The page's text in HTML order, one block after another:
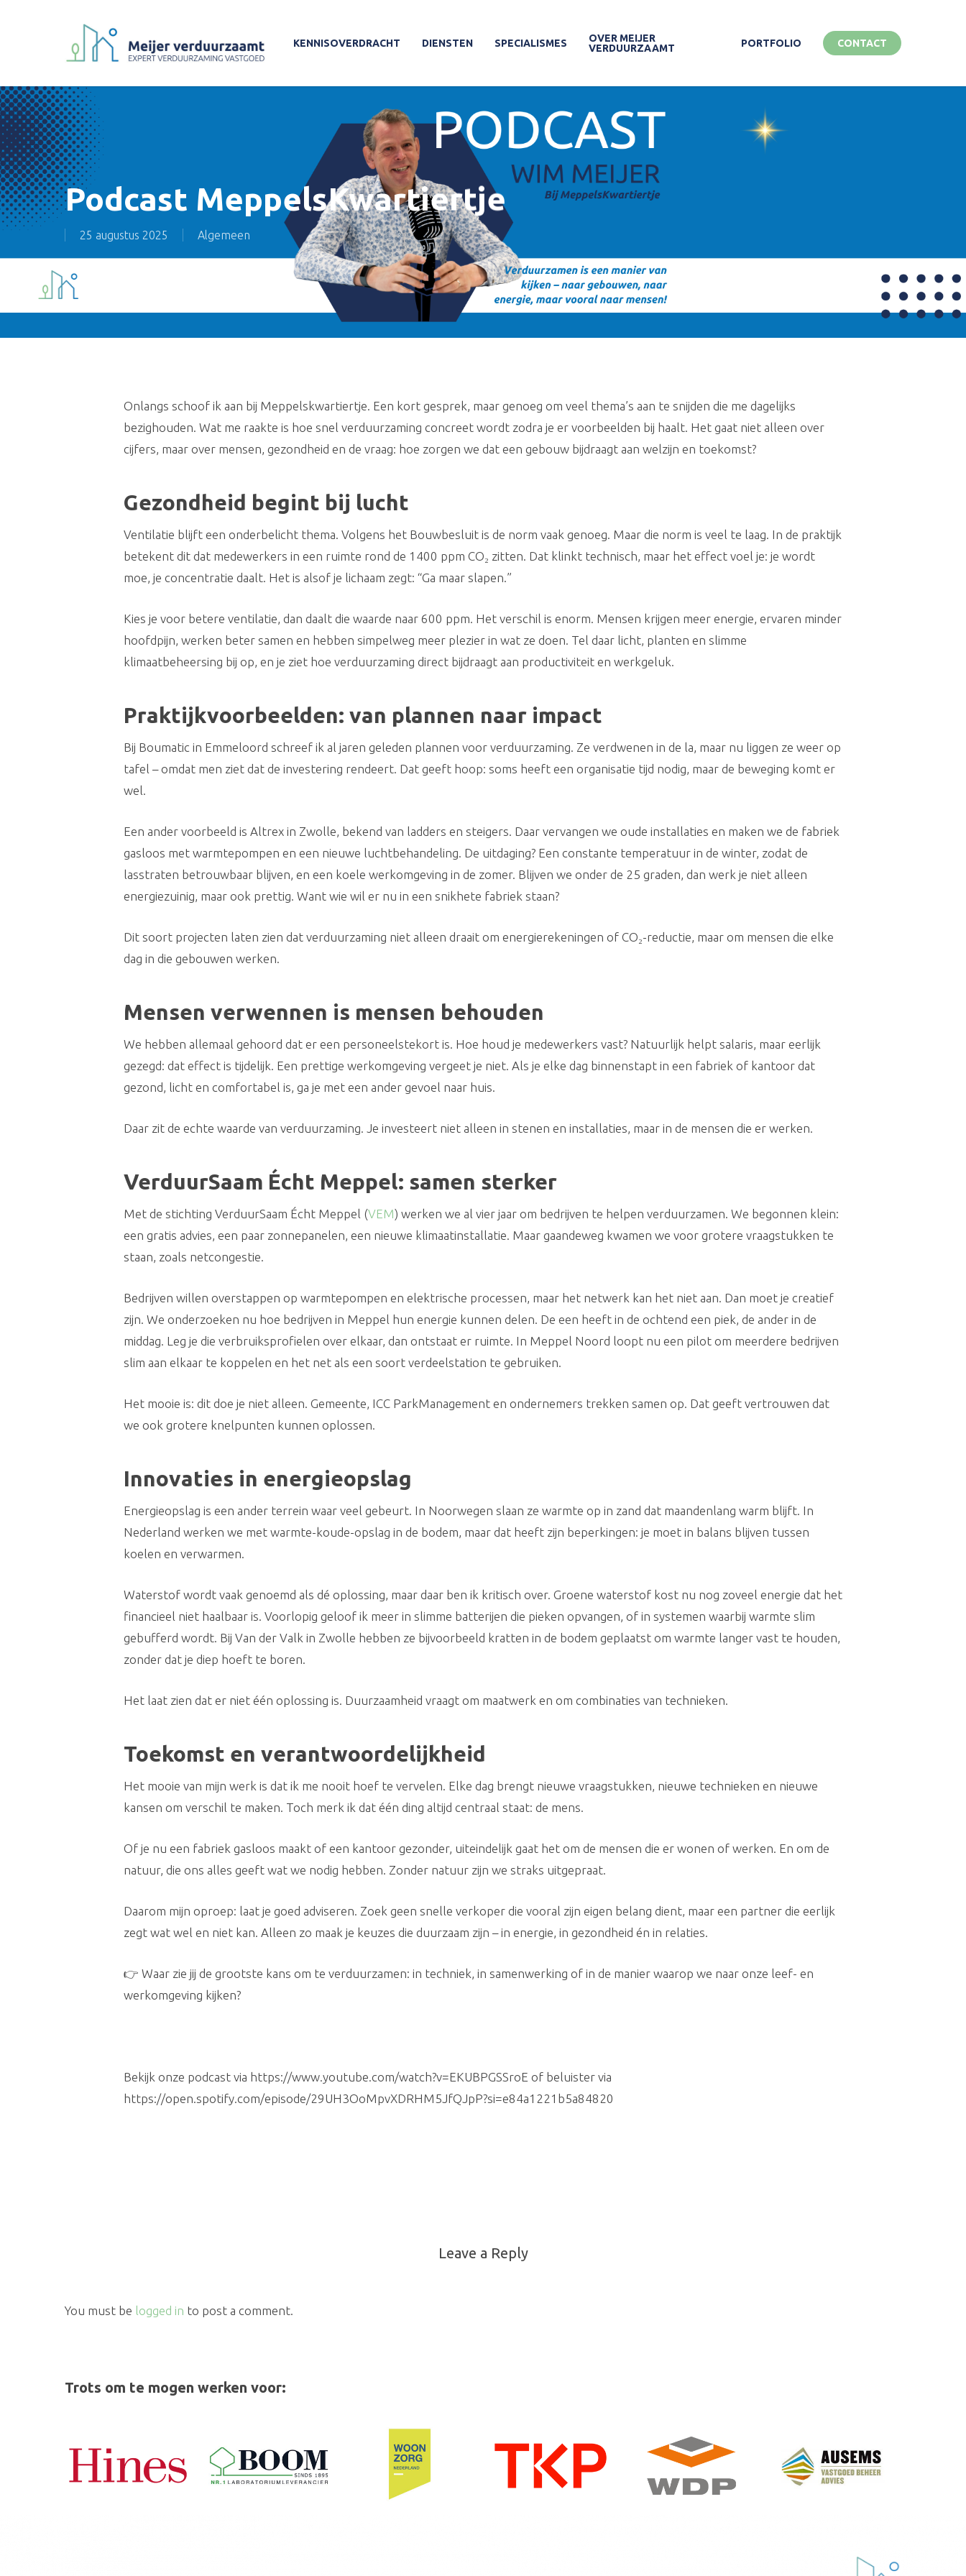
KENNISOVERDRACHT DIENSTEN SPECIALISMES
OVER MEIJER
VERDUURZAAMT
PORTFOLIO CONTACT
Podcast MeppelsKwartiertje
25 augustus 2025 Algemeen
Onlangs schoof ik aan bij Meppelskwartiertje. Een kort gesprek, maar genoeg om veel thema’s aan te snijden die me dagelijks
bezighouden. Wat me raakte is hoe snel verduurzaming concreet wordt zodra je er voorbeelden bij haalt. Het gaat niet alleen over
cijfers, maar over mensen, gezondheid en de vraag: hoe zorgen we dat een gebouw bijdraagt aan welzijn en toekomst?
Gezondheid begint bij lucht
Ventilatie blijft een onderbelicht thema. Volgens het Bouwbesluit is de norm vaak genoeg. Maar die norm is veel te laag. In de praktijk
betekent dit dat medewerkers in een ruimte rond de 1400 ppm CO₂ zitten. Dat klinkt technisch, maar het effect voel je: je wordt
moe, je concentratie daalt. Het is alsof je lichaam zegt: “Ga maar slapen.”
Kies je voor betere ventilatie, dan daalt die waarde naar 600 ppm. Het verschil is enorm. Mensen krijgen meer energie, ervaren minder
hoofdpijn, werken beter samen en hebben simpelweg meer plezier in wat ze doen. Tel daar licht, planten en slimme
klimaatbeheersing bij op, en je ziet hoe verduurzaming direct bijdraagt aan productiviteit en werkgeluk.
Praktijkvoorbeelden: van plannen naar impact
Bij Boumatic in Emmeloord schreef ik al jaren geleden plannen voor verduurzaming. Ze verdwenen in de la, maar nu liggen ze weer op
tafel – omdat men ziet dat de investering rendeert. Dat geeft hoop: soms heeft een organisatie tijd nodig, maar de beweging komt er
wel.
Een ander voorbeeld is Altrex in Zwolle, bekend van ladders en steigers. Daar vervangen we oude installaties en maken we de fabriek
gasloos met warmtepompen en een nieuwe luchtbehandeling. De uitdaging? Een constante temperatuur in de winter, zodat de
lasstraten betrouwbaar blijven, en een koele werkomgeving in de zomer. Blijven we onder de 25 graden, dan werk je niet alleen
energiezuinig, maar ook prettig. Want wie wil er nu in een snikhete fabriek staan?
Dit soort projecten laten zien dat verduurzaming niet alleen draait om energierekeningen of CO₂-reductie, maar om mensen die elke
dag in die gebouwen werken.
Mensen verwennen is mensen behouden
We hebben allemaal gehoord dat er een personeelstekort is. Hoe houd je medewerkers vast? Natuurlijk helpt salaris, maar eerlijk
gezegd: dat effect is tijdelijk. Een prettige werkomgeving vergeet je niet. Als je elke dag binnenstapt in een fabriek of kantoor dat
gezond, licht en comfortabel is, ga je met een ander gevoel naar huis.
Daar zit de echte waarde van verduurzaming. Je investeert niet alleen in stenen en installaties, maar in de mensen die er werken.
VerduurSaam Écht Meppel: samen sterker
Met de stichting VerduurSaam Écht Meppel (VEM) werken we al vier jaar om bedrijven te helpen verduurzamen. We begonnen klein:
een gratis advies, een paar zonnepanelen, een nieuwe klimaatinstallatie. Maar gaandeweg kwamen we voor grotere vraagstukken te
staan, zoals netcongestie.
Bedrijven willen overstappen op warmtepompen en elektrische processen, maar het netwerk kan het niet aan. Dan moet je creatief
zijn. We onderzoeken nu hoe bedrijven in Meppel hun energie kunnen delen. De een heeft in de ochtend een piek, de ander in de
middag. Leg je die verbruiksprofielen over elkaar, dan ontstaat er ruimte. In Meppel Noord loopt nu een pilot om meerdere bedrijven
slim aan elkaar te koppelen en het net als een soort verdeelstation te gebruiken.
Het mooie is: dit doe je niet alleen. Gemeente, ICC ParkManagement en ondernemers trekken samen op. Dat geeft vertrouwen dat
we ook grotere knelpunten kunnen oplossen.
Innovaties in energieopslag
Energieopslag is een ander terrein waar veel gebeurt. In Noorwegen slaan ze warmte op in zand dat maandenlang warm blijft. In
Nederland werken we met warmte-koude-opslag in de bodem, maar dat heeft zijn beperkingen: je moet in balans blijven tussen
koelen en verwarmen.
Waterstof wordt vaak genoemd als dé oplossing, maar daar ben ik kritisch over. Groene waterstof kost nu nog zoveel energie dat het
financieel niet haalbaar is. Voorlopig geloof ik meer in slimme batterijen die pieken opvangen, of in systemen waarbij warmte slim
gebufferd wordt. Bij Van der Valk in Zwolle hebben ze bijvoorbeeld kratten in de bodem geplaatst om warmte langer vast te houden,
zonder dat je diep hoeft te boren.
Het laat zien dat er niet één oplossing is. Duurzaamheid vraagt om maatwerk en om combinaties van technieken.
Toekomst en verantwoordelijkheid
Het mooie van mijn werk is dat ik me nooit hoef te vervelen. Elke dag brengt nieuwe vraagstukken, nieuwe technieken en nieuwe
kansen om verschil te maken. Toch merk ik dat één ding altijd centraal staat: de mens.
Of je nu een fabriek gasloos maakt of een kantoor gezonder, uiteindelijk gaat het om de mensen die er wonen of werken. En om de
natuur, die ons alles geeft wat we nodig hebben. Zonder natuur zijn we straks uitgepraat.
Daarom mijn oproep: laat je goed adviseren. Zoek geen snelle verkoper die vooral zijn eigen belang dient, maar een partner die eerlijk
zegt wat wel en niet kan. Alleen zo maak je keuzes die duurzaam zijn – in energie, in gezondheid én in relaties.
👉 Waar zie jij de grootste kans om te verduurzamen: in techniek, in samenwerking of in de manier waarop we naar onze leef- en
werkomgeving kijken?
Bekijk onze podcast via https://www.youtube.com/watch?v=EKUBPGSSroE of beluister via
https://open.spotify.com/episode/29UH3OoMpvXDRHM5JfQJpP?si=e84a1221b5a84820
Leave a Reply
You must be logged in to post a comment.
Trots om te mogen werken voor: